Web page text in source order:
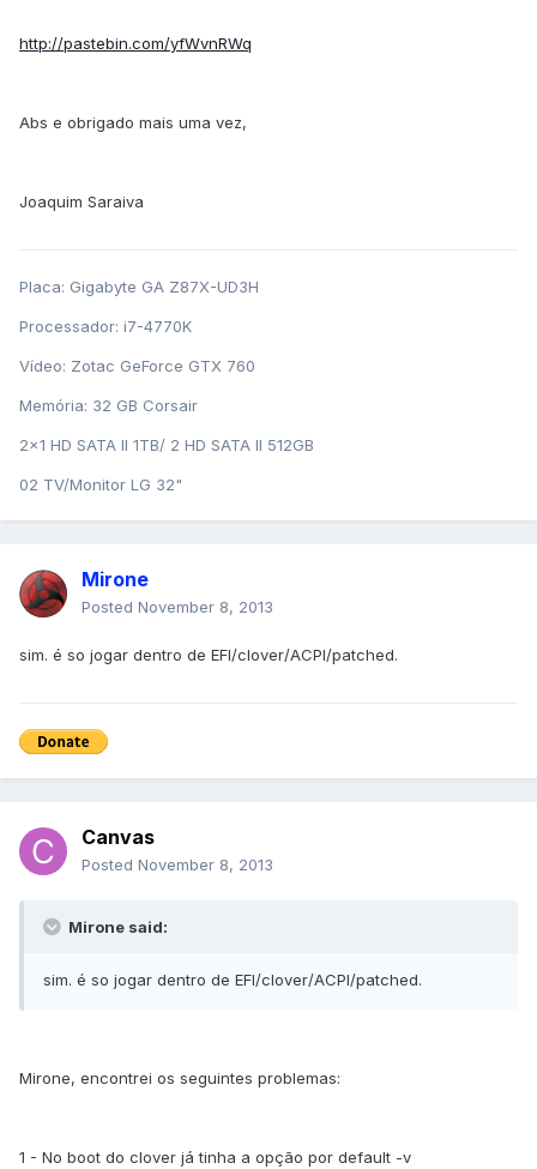
http://pastebin.com/yfWvnRWq
Abs e obrigado mais uma vez,
Joaquim Saraiva
Placa: Gigabyte GA Z87X-UD3H
Processador: i7-4770K
Vídeo: Zotac GeForce GTX 760
Memória: 32 GB Corsair
2x1 HD SATA II 1TB/ 2 HD SATA II 512GB
02 TV/Monitor LG 32"
Mirone
Posted November 8, 2013
sim. é so jogar dentro de EFI/clover/ACPI/patched.
Canvas
Posted November 8, 2013
Mirone said:
sim. é so jogar dentro de EFI/clover/ACPI/patched.
Mirone, encontrei os seguintes problemas:
1 - No boot do clover já tinha a opção por default -v